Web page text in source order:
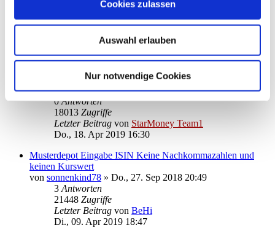
Cookies zulassen
Auswahl erlauben
Nur notwendige Cookies
Fr., 03. Mai 2019 12:32
17892Zugriffe
Letzter Beitragvonchrissi300
Fr., 03. Mai 2019 12:32
Sparkasse) nicht mehr aktualisieren?
vonStarMoney Team1»Do., 18. Apr 2019 16:30
0Antworten
18013 Zugriffe
Letzter Beitrag von StarMoney Team1
Do., 18. Apr 2019 16:30
Musterdepot Eingabe ISIN Keine Nachkommazahlen und
keinen Kurswert
von sonnenkind78 » Do., 27. Sep 2018 20:49
3 Antworten
21448 Zugriffe
Letzter Beitrag von BeHi
Di., 09. Apr 2019 18:47